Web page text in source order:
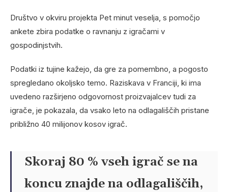
Društvo v okviru projekta Pet minut veselja, s pomočjo
ankete zbira podatke o ravnanju z igračami v
gospodinjstvih.
Podatki iz tujine kažejo, da gre za pomembno, a pogosto
spregledano okoljsko temo. Raziskava v Franciji, ki ima
uvedeno razširjeno odgovornost proizvajalcev tudi za
igrače, je pokazala, da vsako leto na odlagališčih pristane
približno 40 milijonov kosov igrač.
Skoraj 80 % vseh igrač se na
koncu znajde na odlagališčih,